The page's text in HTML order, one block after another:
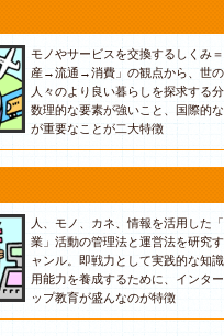
モノやサービスを交換するしくみ
産→流通→消費」の観点から、世
人々のより良い暮らしを探求する分
数理的な要素が強いこと、国際的
が重要なことが二大特徴
人、モノ、カネ、情報を活用した
業」活動の管理法と運営法を研究
ャンル。即戦力として実践的な知
用能力を養成するために、インタ
ップ教育が盛んなのが特徴